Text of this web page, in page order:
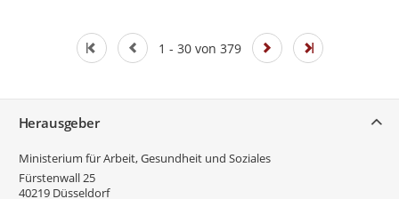
1 - 30 von 379
Herausgeber
Ministerium für Arbeit, Gesundheit und Soziales
Fürstenwall 25
40219 Düsseldorf